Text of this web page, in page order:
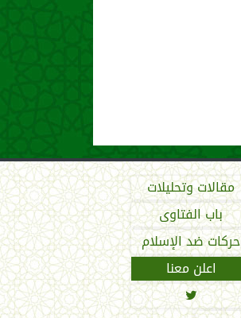
مقالات وتحليلات
باب الفتاوى
حركات ضد الإسلام
اعلن معنا
